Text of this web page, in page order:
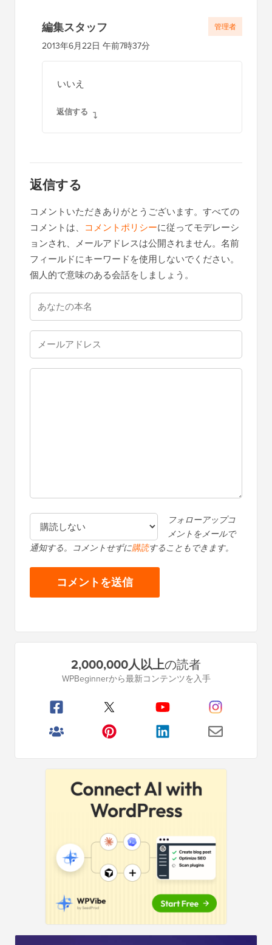
編集スタッフ
2013年6月22日 午前7時37分
いいえ
返信する
管理者
返信する
コメントいただきありがとうございます。すべての
コメントは、 コメントポリシーに従ってモデレーシ
ョンされ、メールアドレスは公開されません。名前
フィールドにキーワードを使用しないでください。
個人的で意味のある会話をしましょう。
フォローアップコ
メントをメールで
通知する。コメントせずに購読することもできます。
イ
2,000,000人以上の読者
WPBeginnerから最新コンテンツを入手